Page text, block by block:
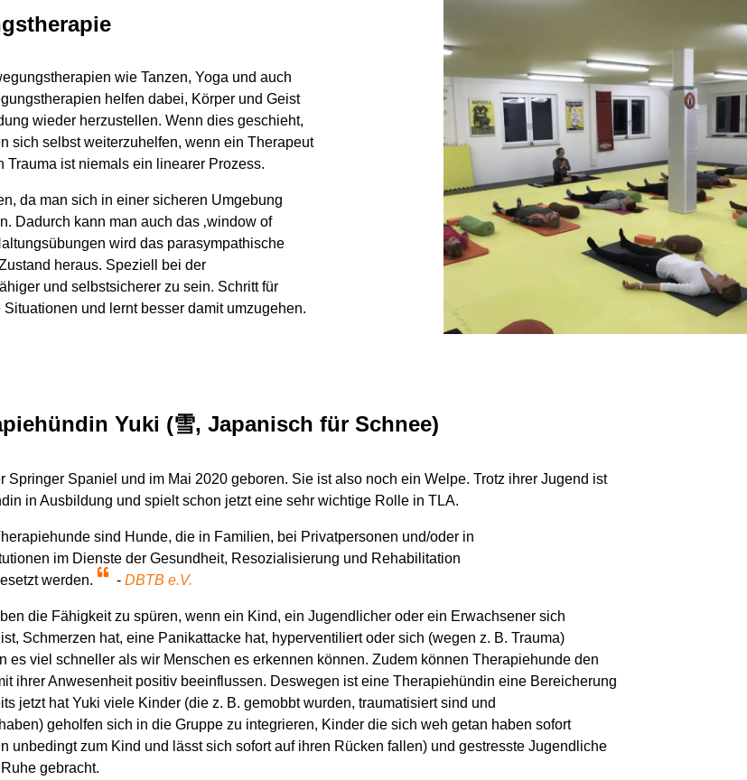
wie Tanzen, Yoga und auch
helfen dabei, Körper und Geist
wieder herzustellen. Wenn dies geschieht,
sich selbst weiterzuhelfen, wenn ein Therapeut
ist niemals ein linearer Prozess.
da man sich in einer sicheren Umgebung
Dadurch kann man auch das ‚window of
wird das parasympathische
heraus. Speziell bei der
und selbstsicherer zu sein. Schritt für
und lernt besser damit umzugehen.
Yuki (雪, Japanisch für Schnee)
Springer Spaniel und im Mai 2020 geboren. Sie ist also noch ein Welpe. Trotz ihrer Jugend ist
in Ausbildung und spielt schon jetzt eine sehr wichtige Rolle in TLA.
sind Hunde, die in Familien, bei Privatpersonen und/oder in
im Dienste der Gesundheit, Resozialisierung und Rehabilitation
werden.
- DBTB e.V.
die Fähigkeit zu spüren, wenn ein Kind, ein Jugendlicher oder ein Erwachsener sich
Schmerzen hat, eine Panikattacke hat, hyperventiliert oder sich (wegen z. B. Trauma)
es viel schneller als wir Menschen es erkennen können. Zudem können Therapiehunde den
ihrer Anwesenheit positiv beeinflussen. Deswegen ist eine Therapiehündin eine Bereicherung
jetzt hat Yuki viele Kinder (die z. B. gemobbt wurden, traumatisiert sind und
geholfen sich in die Gruppe zu integrieren, Kinder die sich weh getan haben sofort
unbedingt zum Kind und lässt sich sofort auf ihren Rücken fallen) und gestresste Jugendliche
gebracht.